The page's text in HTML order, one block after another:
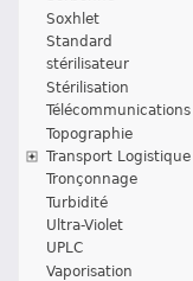
Soxhlet
Standard
stérilisateur
Stérilisation
Télécommunications
Topographie
Transport
Tronçonnage
Turbidité
Ultra-Violet
UPLC
Vaporisation